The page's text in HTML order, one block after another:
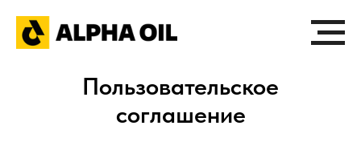
Пользовательское
соглашение